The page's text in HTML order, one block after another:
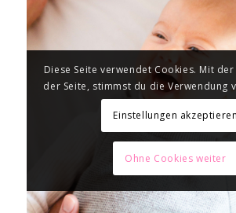
Diese Seite verwendet Cookies. Mit
der Seite, stimmst du die Verwendung
Einstellungen akzeptieren
Ohne Cookies weiter